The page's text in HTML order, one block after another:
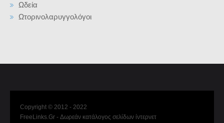
Ωδεία
Ωτορινολαρυγγολόγοι
Copyright © 2012 - 2022
FreeLinks.Gr - Δωρεάν κατάλογος σελίδων ίντερνετ